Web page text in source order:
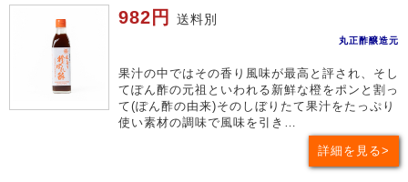
982円 送料別
丸正酢醸造元
果汁の中ではその香り風味が最高と評され、そし
てぽん酢の元祖といわれる新鮮な橙をポンと割っ
て(ぽん酢の由来)そのしぼりたて果汁をたっぷり
使い素材の調味で風味を引き…
詳細を見る